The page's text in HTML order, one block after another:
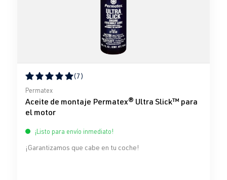
Calificación promedio de 5 de 5 estrellas
(7)
Permatex
Aceite de montaje Permatex® Ultra Slick™ para
el motor
¡Listo para envío inmediato!
¡Garantizamos que cabe en tu coche!